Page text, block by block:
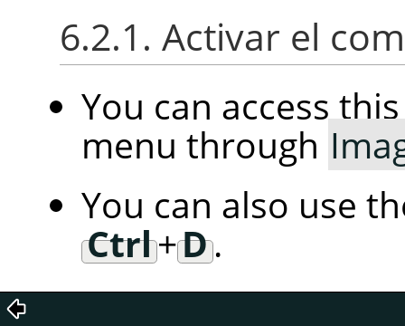
6.2.1. Activar el
You can access
menu through
You can also use
Ctrl+D.